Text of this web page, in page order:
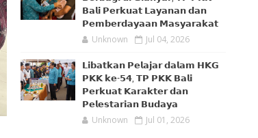
𝗕𝗮𝗹𝗶 𝗣𝗲𝗿𝗸𝘂𝗮𝘁 𝗟𝗮𝘆𝗮𝗻𝗮𝗻 𝗱𝗮𝗻
𝗣𝗲𝗺𝗯𝗲𝗿𝗱𝗮𝘆𝗮𝗮𝗻 𝗠𝗮𝘀𝘆𝗮𝗿𝗮𝗸𝗮𝘁
Unknown Jul 04, 2026
𝗟𝗶𝗯𝗮𝘁𝗸𝗮𝗻 𝗣𝗲𝗹𝗮𝗷𝗮𝗿 𝗱𝗮𝗹𝗮𝗺 𝗛𝗞𝗚
𝗣𝗞𝗞 𝗸𝗲-𝟱𝟰, 𝗧𝗣 𝗣𝗞𝗞 𝗕𝗮𝗹𝗶
𝗣𝗲𝗿𝗸𝘂𝗮𝘁 𝗞𝗮𝗿𝗮𝗸𝘁𝗲𝗿 𝗱𝗮𝗻
𝗣𝗲𝗹𝗲𝘀𝘁𝗮𝗿𝗶𝗮𝗻 𝗕𝘂𝗱𝗮𝘆𝗮
Unknown Jul 01, 2026